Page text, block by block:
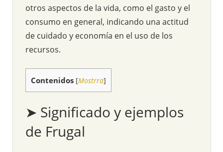
otros aspectos de la vida, como el gasto y el
consumo en general, indicando una actitud
de cuidado y economía en el uso de los
recursos.
Contenidos [Mostrra]
➤ Significado y ejemplos
de Frugal